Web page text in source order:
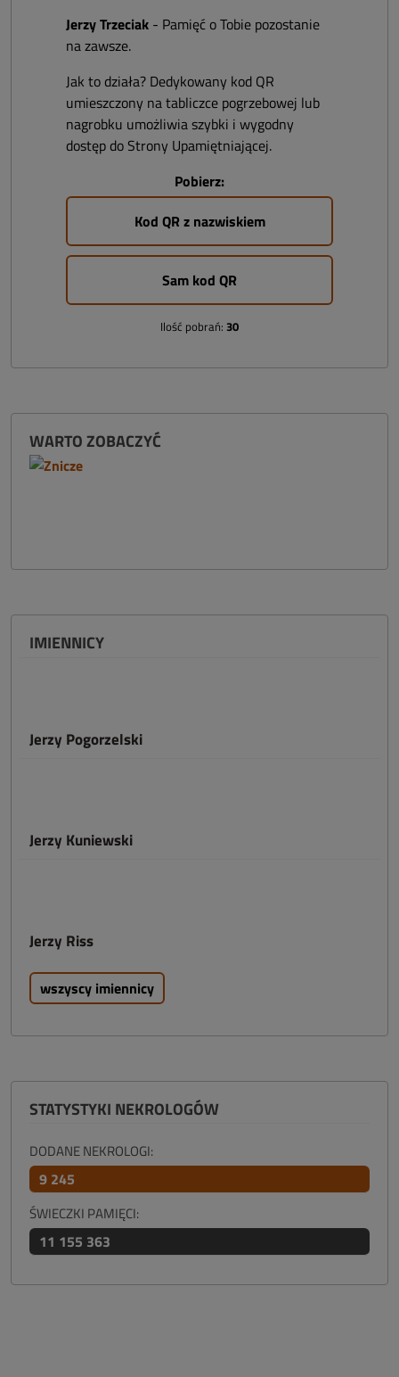
Jerzy Trzeciak - Pamięć o Tobie pozostanie
na zawsze.
Jak to działa? Dedykowany kod QR
umieszczony na tabliczce pogrzebowej lub
nagrobku umożliwia szybki i wygodny
dostęp do Strony Upamiętniającej.
Pobierz:
Kod QR z nazwiskiem
Sam kod QR
Ilość pobrań: 30
WARTO ZOBACZYĆ
IMIENNICY
Jerzy Pogorzelski
Jerzy Kuniewski
Jerzy Riss
wszyscy imiennicy
STATYSTYKI NEKROLOGÓW
DODANE NEKROLOGI:
9 245
ŚWIECZKI PAMIĘCI:
11 155 363